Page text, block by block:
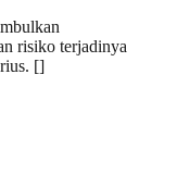
risiko terjadinya
[]